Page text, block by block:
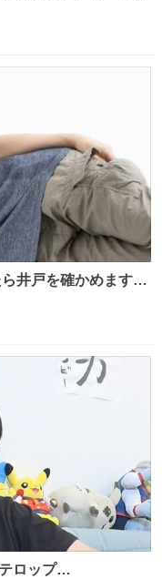
ロップ